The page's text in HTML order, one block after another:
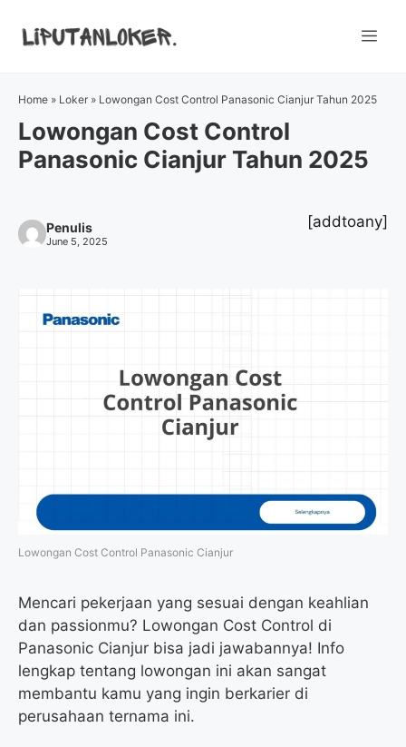
Home » Loker » Lowongan Cost Control Panasonic Cianjur Tahun 2025
Lowongan Cost Control
Panasonic Cianjur Tahun 2025
Penulis
June 5, 2025
[addtoany]
Lowongan Cost Control Panasonic Cianjur
Mencari pekerjaan yang sesuai dengan keahlian
dan passionmu? Lowongan Cost Control di
Panasonic Cianjur bisa jadi jawabannya! Info
lengkap tentang lowongan ini akan sangat
membantu kamu yang ingin berkarier di
perusahaan ternama ini.